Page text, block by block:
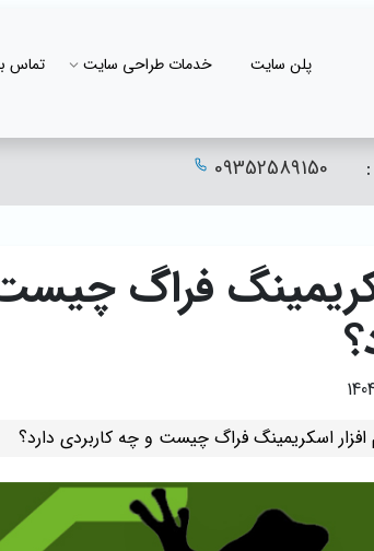
پلن سایت خدمات طراحی سایت تماس
09352589150
فراگ
افزار اسکریمینگ فراگ چیست و چه کاربردی دارد؟